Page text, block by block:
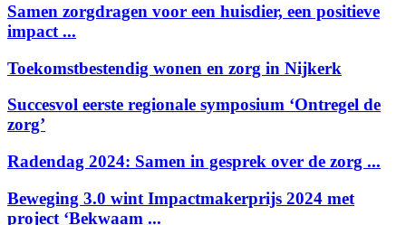
Samen zorgdragen voor een huisdier, een positieve
impact ...
Toekomstbestendig wonen en zorg in Nijkerk
Succesvol eerste regionale symposium ‘Ontregel de
zorg’
Radendag 2024: Samen in gesprek over de zorg ...
Beweging 3.0 wint Impactmakerprijs 2024 met
project ‘Bekwaam ...